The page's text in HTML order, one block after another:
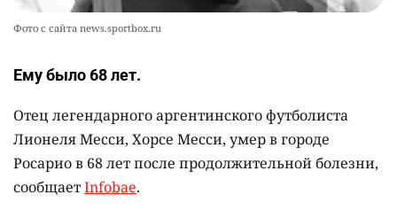
Фото с сайта news.sportbox.ru
Ему было 68 лет.
Отец легендарного аргентинского футболиста
Лионеля Месси, Хорсе Месси, умер в городе
Росарио в 68 лет после продолжительной болезни,
сообщаетInfobae.